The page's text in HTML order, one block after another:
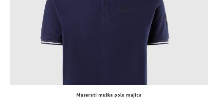
Maserati muška polo majica